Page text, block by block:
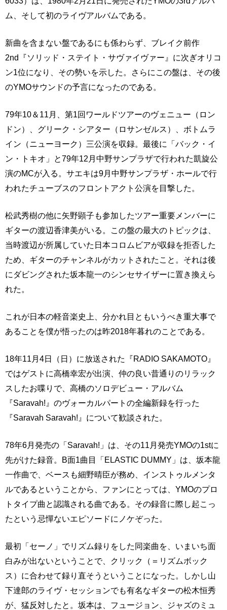
ム、そして初のライヴアルバムである。
新曲を含まない盤であるにも係わらず、ブレイク前作
2nd『ソリッド・ステイト・サヴァイヴァー』に次ぎオリコ
ン1位になり、その勢いを示した。さらにこの盤は、その後
のYMOサウンドの予言になったのである。
79年10＆11月、第1回ワールドツアーのヴェニュー（ロン
ドン）、グリーク・シアター（ロサンゼルス）、ボトムラ
イン（ニューヨーク）三公演を収録。最後に「バック・イ
ン・トキオ」と79年12月中野サンプラザで行われた凱旋公
演のMCが入る。サエキは9月中野サンプラザ・ホールで行
われたチューブスのフロントアクト公演を目撃した。
松武秀樹の他に矢野顕子も参加したツアー重要メンバーに
ギターの渡辺香津美がいる。この盤の最大のトピックは、
当時渡辺が所属していた日本コロムビアが収録を拒否した
ため、ギターのチャンネルがカットされたこと。それは後
にダビングされた坂本龍一のシンセサイザーに置き換えら
れた。
これが日本の軽音楽史上、分かれ目ともいうべき重大事で
あることを僕が悟ったのは昨2018年暮れのことである。
18年11月4日（日）に放送された『RADIO SAKAMOTO』
ではゲストに高橋幸宏が出演、仲の良い昔通りのリラック
スしたお喋りで、高橋のソロデビュー・アルバム
『Saravah!』のヴォーカルパートの全編新録を行った
『Saravah Saravah!』について歓談された。
78年6月発売の「Saravah!」は、その11月発売YMOの1stに
先がけた録音。B面1曲目「ELASTIC DUMMY」は、坂本龍
一作曲で、ベースも細野晴臣が務め、インストゥルメンタ
ルであるということから、ファンにとっては、YMOのプロ
トタイプ曲と認識される曲である。その録音に際し起こっ
たという忌憚ないエピソードにノケぞった。
最初「セーノ」でリズム録りをした同楽曲を、いまいち面
白みが出ないということで、クリック（＝リズムボック
ス）に合わせて録り直そうということになった。しかし山
下達郎のライヴ・セッションでも有名なギターの松木恒秀
が、猛反対したと。坂本は、フュージョン、ジャズのミュ